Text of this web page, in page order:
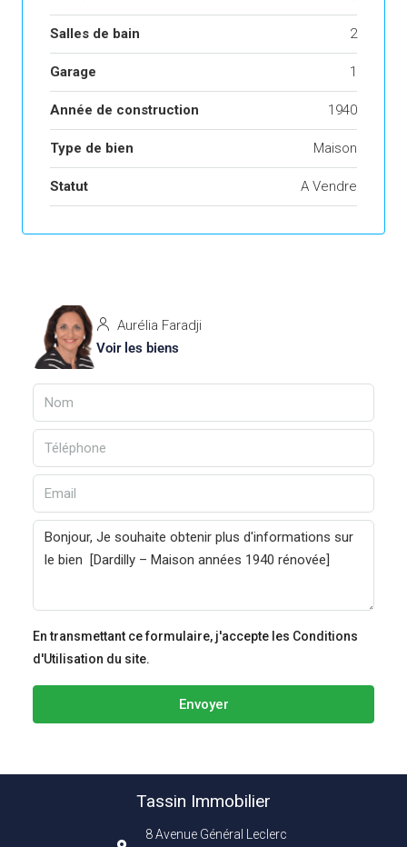
Salles de bain 2
Garage 1
Année de construction 1940
Type de bien Maison
Statut A Vendre
Aurélia Faradji
Voir les biens
En transmettant ce formulaire, j'accepte les Conditions
d'Utilisation du site.
Envoyer
Tassin Immobilier
8 Avenue Général Leclerc